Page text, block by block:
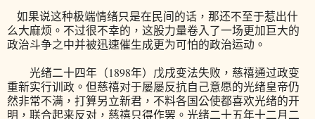
如果说这种极端情绪只是在民间的话，那还不至于惹出什
么大麻烦。不过很不幸的，这股力量卷入了一场更加巨大的
政治斗争之中并被迅速催生成更为可怕的政治运动。
光绪二十四年（1898年）戊戌变法失败，慈禧通过政变
重新实行训政。但慈禧对于屡屡反抗自己意愿的光绪皇帝仍
然非常不满，打算另立新君，不料各国公使都喜欢光绪的开
明，联合起来反对，慈禧只得作罢。光绪二十五年十二月二